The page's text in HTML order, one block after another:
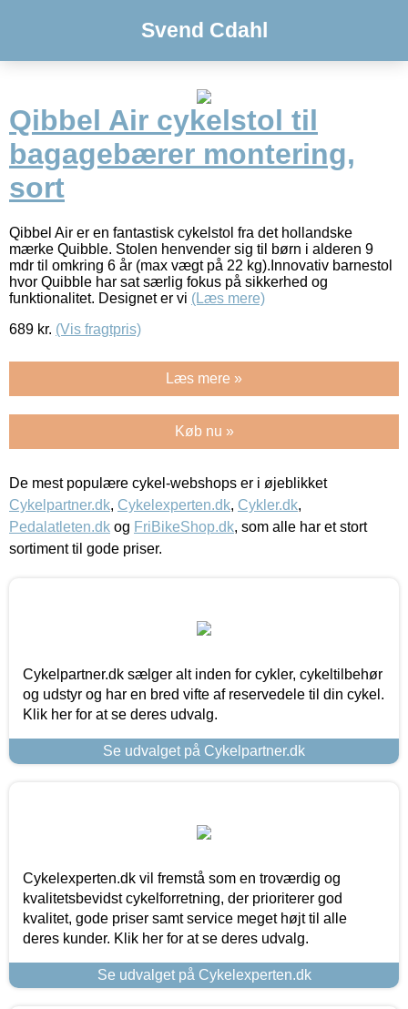
Svend Cdahl
Qibbel Air cykelstol til
bagagebærer montering,
sort
Qibbel Air er en fantastisk cykelstol fra det hollandske
mærke Quibble. Stolen henvender sig til børn i alderen 9
mdr til omkring 6 år (max vægt på 22 kg).Innovativ barnestol
hvor Quibble har sat særlig fokus på sikkerhed og
funktionalitet. Designet er vi (Læs mere)
689 kr. (Vis fragtpris)
Læs mere »
Køb nu »
De mest populære cykel-webshops er i øjeblikket
Cykelpartner.dk, Cykelexperten.dk, Cykler.dk,
Pedalatleten.dk og FriBikeShop.dk, som alle har et stort
sortiment til gode priser.
Cykelpartner.dk sælger alt inden for cykler, cykeltilbehør
og udstyr og har en bred vifte af reservedele til din cykel.
Klik her for at se deres udvalg.
Se udvalget på Cykelpartner.dk
Cykelexperten.dk vil fremstå som en troværdig og
kvalitetsbevidst cykelforretning, der prioriterer god
kvalitet, gode priser samt service meget højt til alle
deres kunder. Klik her for at se deres udvalg.
Se udvalget på Cykelexperten.dk